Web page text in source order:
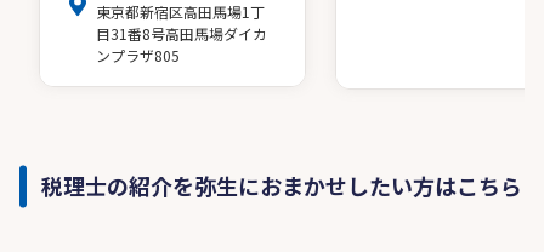
東京都新宿区高田馬場1丁
目31番8号高田馬場ダイカ
ンプラザ805
税理士の紹介を弥生におまかせしたい方はこちら